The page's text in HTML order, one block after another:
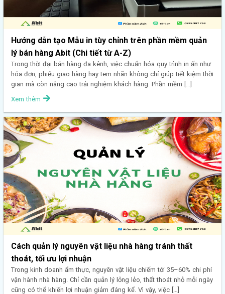
Hướng dẫn tạo Mẫu in tùy chỉnh trên phần mềm quản
lý bán hàng Abit (Chi tiết từ A-Z)
Trong thời đại bán hàng đa kênh, việc chuẩn hóa quy trình in ấn như
hóa đơn, phiếu giao hàng hay tem nhãn không chỉ giúp tiết kiệm thời
gian mà còn nâng cao trải nghiệm khách hàng. Phần mềm […]
Xem thêm
Cách quản lý nguyên vật liệu nhà hàng tránh thất
thoát, tối ưu lợi nhuận
Trong kinh doanh ẩm thực, nguyên vật liệu chiếm tới 35–60% chi phí
vận hành nhà hàng. Chỉ cần quản lý lỏng lẻo, thất thoát nhỏ mỗi ngày
cũng có thể khiến lợi nhuận giảm đáng kể. Vì vậy, việc […]